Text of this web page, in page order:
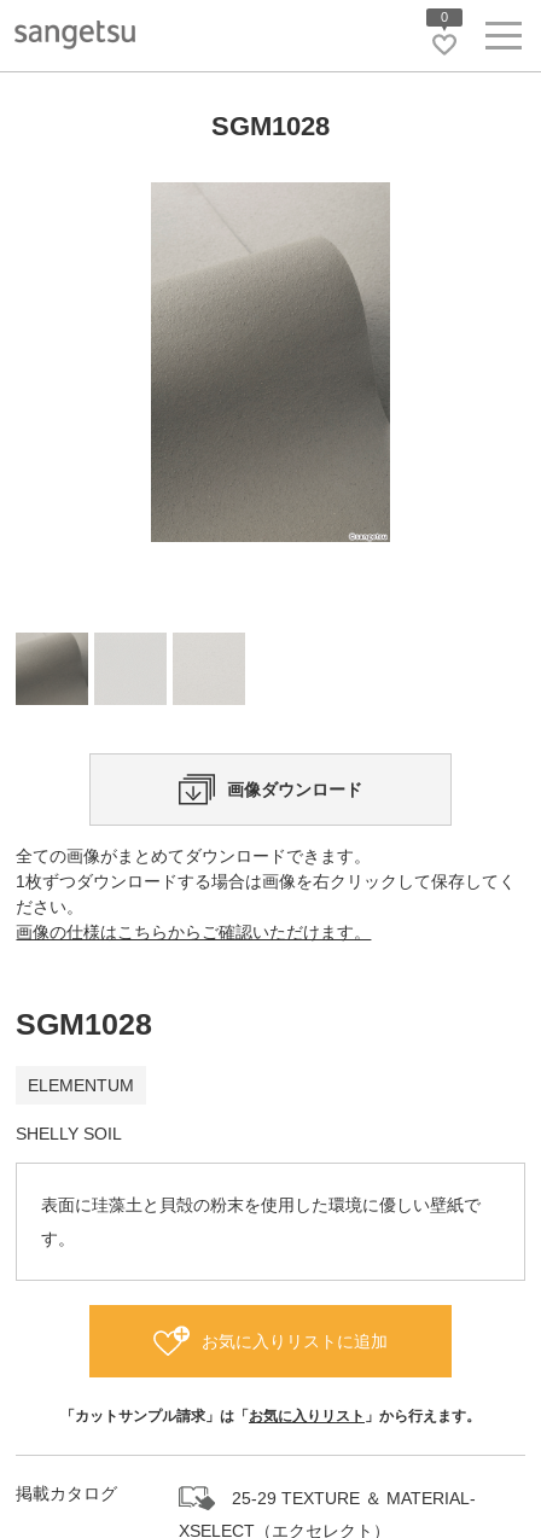
0
SGM1028
画像ダウンロード
全ての画像がまとめてダウンロードできます。
1枚ずつダウンロードする場合は画像を右クリックして保存してく
ださい。
画像の仕様はこちらからご確認いただけます。
SGM1028
ELEMENTUM
SHELLY SOIL
表面に珪藻土と貝殻の粉末を使用した環境に優しい壁紙で
す。
お気に入りリストに追加
「カットサンプル請求」は「 お気に入りリスト 」から行えます。
掲載カタログ
25-29 TEXTURE ＆ MATERIAL-
XSELECT（エクセレクト）